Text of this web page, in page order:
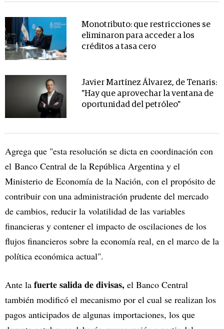
Monotributo: que restricciones se
eliminaron para acceder a los
créditos a tasa cero
Javier Martínez Álvarez, de Tenaris:
"Hay que aprovechar la ventana de
oportunidad del petróleo"
Agrega que "esta resolución se dicta en coordinación con
el Banco Central de la República Argentina y el
Ministerio de Economía de la Nación, con el propósito de
contribuir con una administración prudente del mercado
de cambios, reducir la volatilidad de las variables
financieras y contener el impacto de oscilaciones de los
flujos financieros sobre la economía real, en el marco de la
política económica actual".
Ante la fuerte salida de divisas, el Banco Central
también modificó el mecanismo por el cual se realizan los
pagos anticipados de algunas importaciones, los que